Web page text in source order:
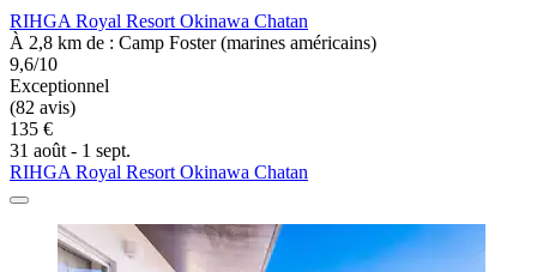
RIHGA Royal Resort Okinawa Chatan
À 2,8 km de : Camp Foster (marines américains)
9,6/10
Exceptionnel
(82 avis)
135 €
31 août - 1 sept.
RIHGA Royal Resort Okinawa Chatan